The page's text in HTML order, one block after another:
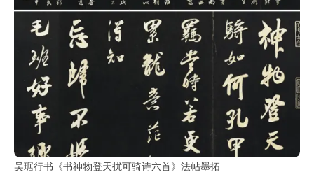
吴琚行书《书神物登天扰可骑诗六首》法帖墨拓
古
籍